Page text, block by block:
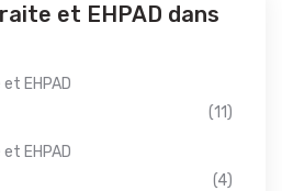
et EHPAD dans
EHPAD
(11)
EHPAD
(4)